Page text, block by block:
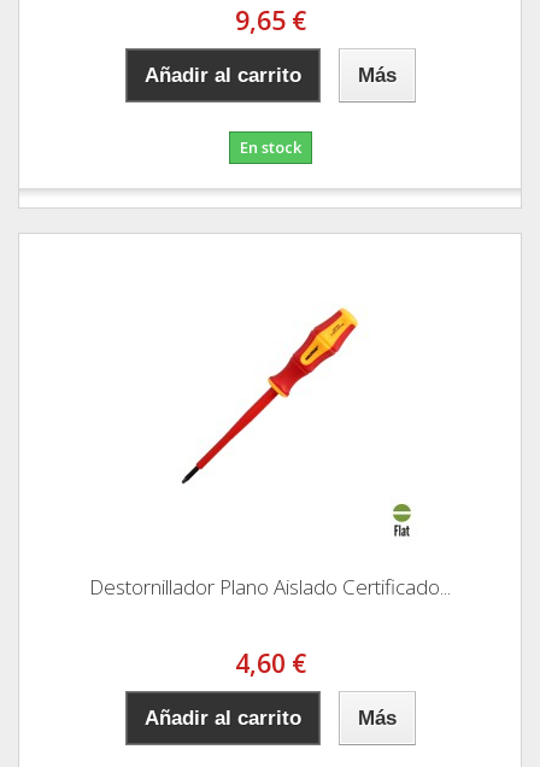
9,65 €
Añadir al carrito Más
En stock
Destornillador Plano Aislado Certificado...
4,60 €
Añadir al carrito Más